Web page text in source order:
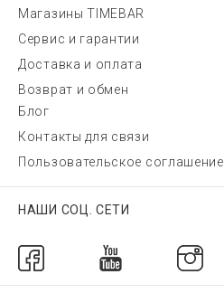
Магазины TIMEBAR
Сервис и гарантии
Доставка и оплата
Возврат и обмен
Блог
Контакты для связи
Пользовательское соглашение
НАШИ СОЦ. СЕТИ